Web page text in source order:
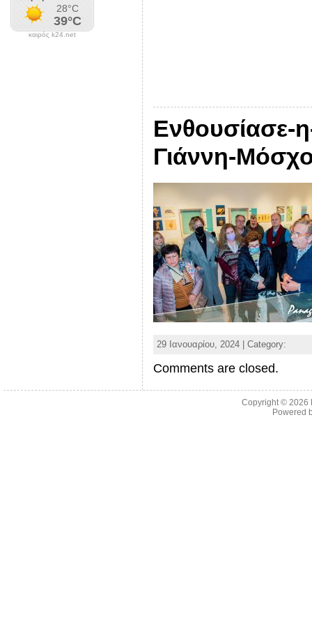
καιρός k24.net
Ενθουσίασε-
Γιάννη-
29 Ιανουαρίου, 2024 | Category:
Comments are closed.
Copyright © 2026
Powered